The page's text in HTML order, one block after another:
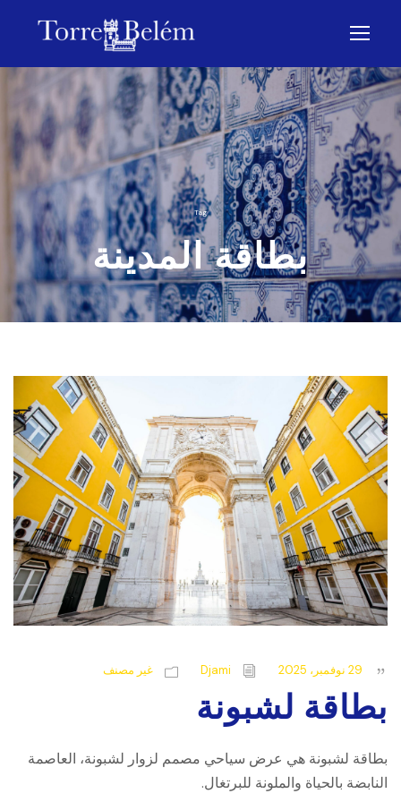
Tag
بطاقة المدينة
29 نوفمبر، 2025 Djami غير مصنف
بطاقة لشبونة
بطاقة لشبونة هي عرض سياحي مصمم لزوار لشبونة، العاصمة
النابضة بالحياة والملونة للبرتغال.